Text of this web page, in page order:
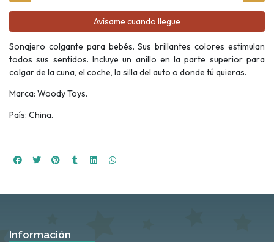
Avísame cuando llegue
Sonajero colgante para bebés. Sus brillantes colores estimulan
todos sus sentidos. Incluye un anillo en la parte superior para
colgar de la cuna, el coche, la silla del auto o donde tú quieras.
Marca: Woody Toys.
País: China.
Información